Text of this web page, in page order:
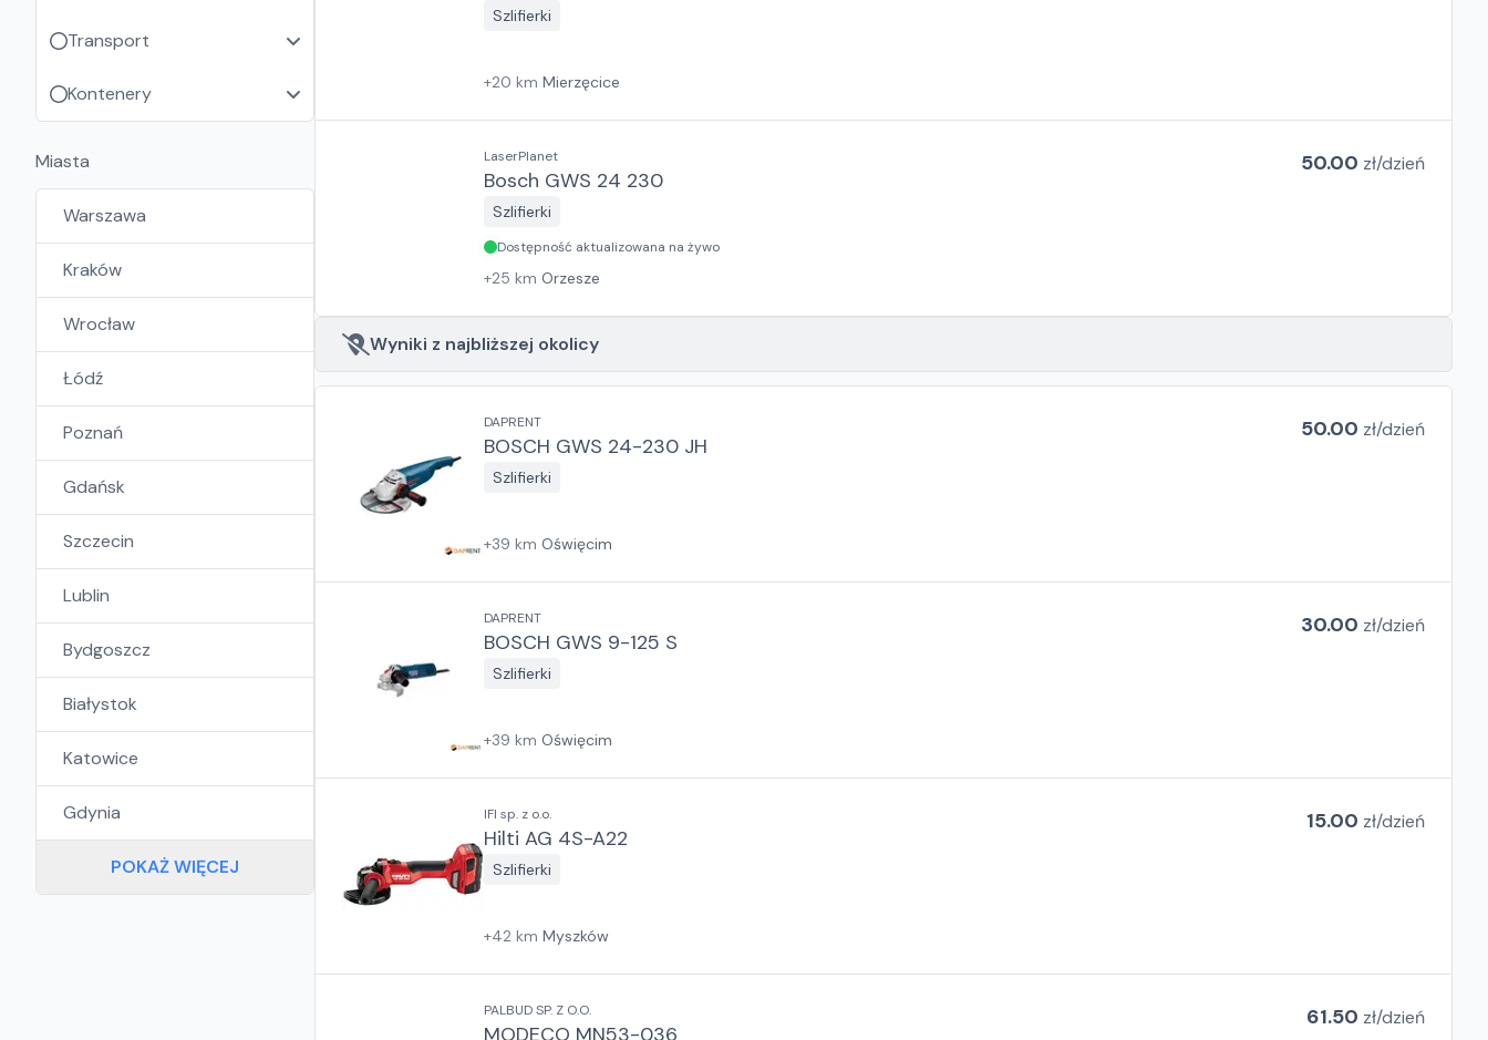
Szlifierki
+20 km Mierzęcice
LaserPlanet
Bosch GWS 24 230
Szlifierki
50.00 zł/dzień
Dostępność aktualizowana na żywo
+25 km Orzesze
Wyniki z najbliższej okolicy
DAPRENT
BOSCH GWS 24-230 JH
Szlifierki
50.00 zł/dzień
+39 km Oświęcim
DAPRENT
BOSCH GWS 9-125 S
Szlifierki
30.00 zł/dzień
+39 km Oświęcim
IFI sp. z o.o.
Hilti AG 4S-A22
Szlifierki
15.00 zł/dzień
+42 km Myszków
PALBUD SP. Z O.O.
MODECO MN53-036
61.50 zł/dzień
Transport
Kontenery
Miasta
Warszawa
Kraków
Wrocław
Łódź
Poznań
Gdańsk
Szczecin
Lublin
Bydgoszcz
Białystok
Katowice
Gdynia
POKAŻ WIĘCEJ